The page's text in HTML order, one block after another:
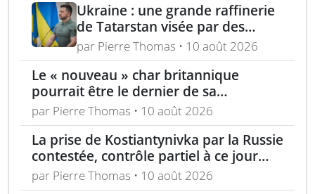
Ukraine : une grande raffinerie
de Tatarstan visée par des
bombardements
par Pierre Thomas • 10 août 2026
Le « nouveau » char britannique
pourrait être le dernier de sa
génération
par Pierre Thomas • 10 août 2026
La prise de Kostiantynivka par la Russie
contestée, contrôle partiel à ce jour
selon Londres
par Pierre Thomas • 10 août 2026